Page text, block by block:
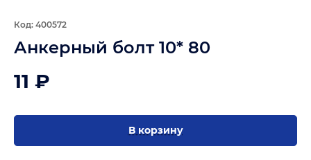
Код: 400572
Анкерный болт 10* 80
11 ₽
В корзину